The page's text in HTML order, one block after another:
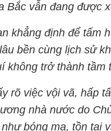
Bắc vẫn đang được
khẳng định để tấm
bền cùng lịch sử
không trở thành tầm
rõ việc vội vã, hấp
nhà nước do
bóng ma, tồn tại